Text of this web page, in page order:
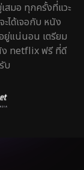
สมอ ทุกครั้งที่แวะ
ได้เจอกับ หนัง
ยู่แน่นอน เตรียม
ง netflix ฟรี ที่ดี
บ